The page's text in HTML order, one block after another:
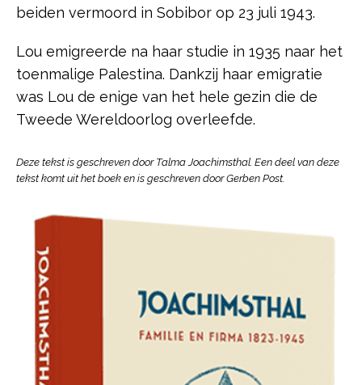
beiden vermoord in Sobibor op 23 juli 1943.
Lou emigreerde na haar studie in 1935 naar het
toenmalige Palestina. Dankzij haar emigratie
was Lou de enige van het hele gezin die de
Tweede Wereldoorlog overleefde.
Deze tekst is geschreven door Talma Joachimsthal. Een deel van deze
tekst komt uit het boek en is geschreven door Gerben Post.